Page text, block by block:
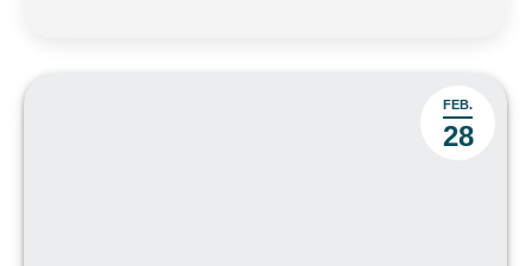
FEB.
28